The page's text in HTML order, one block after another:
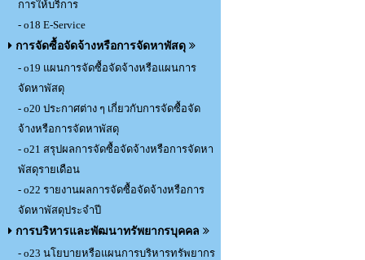
การให้บริการ
- o18 E-Service
การจัดซื้อจัดจ้างหรือการจัดหาพัสดุ
- o19 แผนการจัดซื้อจัดจ้างหรือแผนการ
จัดหาพัสดุ
- o20 ประกาศต่าง ๆ เกี่ยวกับการจัดซื้อจัด
จ้างหรือการจัดหาพัสดุ
- o21 สรุปผลการจัดซื้อจัดจ้างหรือการจัดหา
พัสดุรายเดือน
- o22 รายงานผลการจัดซื้อจัดจ้างหรือการ
จัดหาพัสดุประจำปี
การบริหารและพัฒนาทรัพยากรบุคคล
- o23 นโยบายหรือแผนการบริหารทรัพยากร